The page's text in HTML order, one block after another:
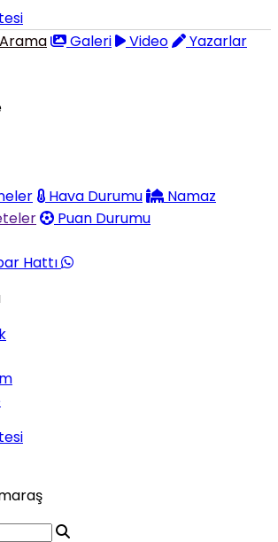
Arama Galeri Video
Yazarlar
Hava Durumu
Namaz
Puan Durumu
Hattı